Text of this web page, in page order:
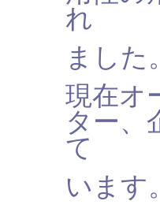
れ
ました。
現在オ
ター、
て
います。